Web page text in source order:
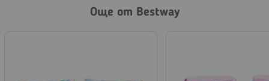
Още от Bestway